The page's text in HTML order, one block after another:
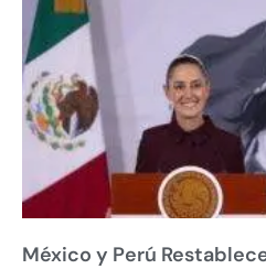
México y Perú